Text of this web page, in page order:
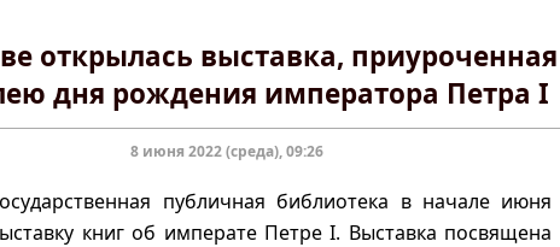
открылась выставка, приуроченная
дня рождения императора Петра I
8 июня 2022 (среда), 09:26
публичная библиотека в начале июня
книг об императе Петре I. Выставка посвящена